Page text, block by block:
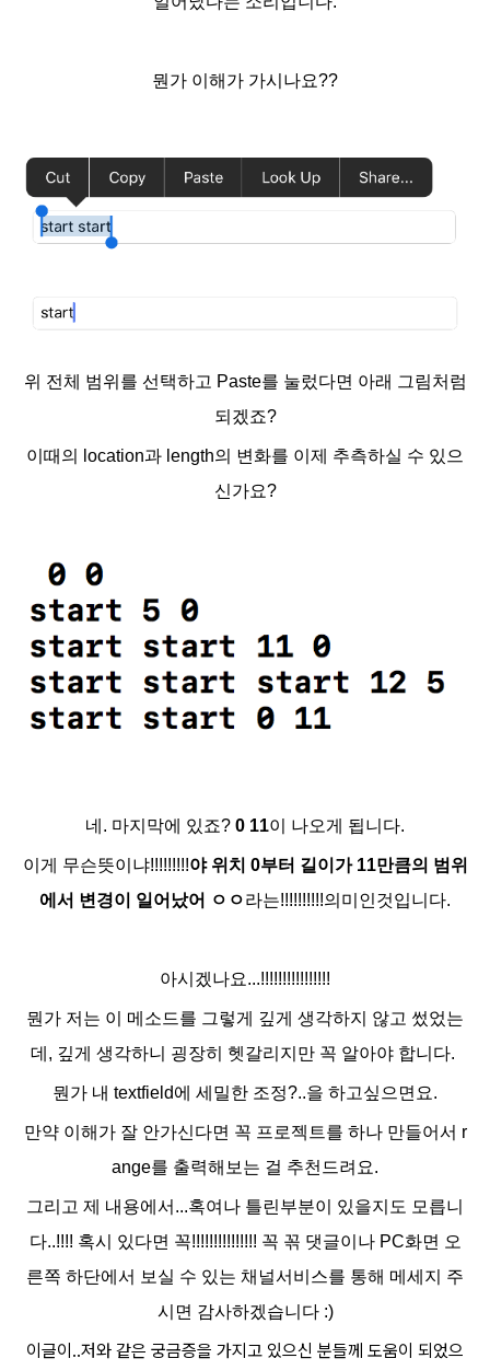
뭔가 이해가 가시나요??
위 전체 범위를 선택하고 Paste를 눌렀다면 아래 그림처럼
되겠죠?
이때의 location과 length의 변화를 이제 추측하실 수 있으
신가요?
네. 마지막에 있죠? 0 11이 나오게 됩니다.
이게 무슨뜻이냐!!!!!!!!!야 위치 0부터 길이가 11만큼의 범위
에서 변경이 일어났어 ㅇㅇ라는!!!!!!!!!!의미인것입니다.
아시겠나요...!!!!!!!!!!!!!!!!
뭔가 저는 이 메소드를 그렇게 깊게 생각하지 않고 썼었는
데, 깊게 생각하니 굉장히 헷갈리지만 꼭 알아야 합니다.
뭔가 내 textfield에 세밀한 조정?..을 하고싶으면요.
만약 이해가 잘 안가신다면 꼭 프로젝트를 하나 만들어서 r
ange를 출력해보는 걸 추천드려요.
그리고 제 내용에서...혹여나 틀린부분이 있을지도 모릅니
다..!!!! 혹시 있다면 꼭!!!!!!!!!!!!!!! 꼭 꼮 댓글이나 PC화면 오
른쪽 하단에서 보실 수 있는 채널서비스를 통해 메세지 주
시면 감사하겠습니다 :)
이글이..저와 같은 궁금증을 가지고 있으신 분들께 도움이 되었으